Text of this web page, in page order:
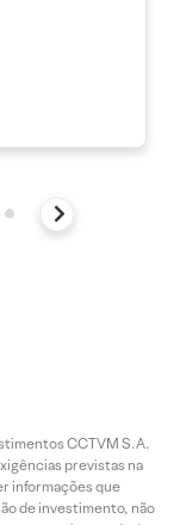
CCTVM S.A.
previstas na
informações que
de investimento, não